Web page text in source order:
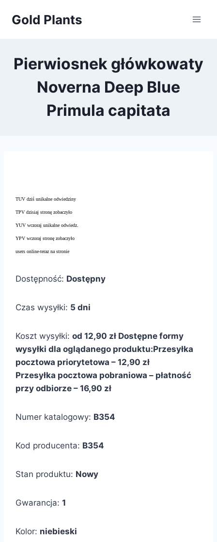
Gold Plants
Pierwiosnek główkowaty
Noverna Deep Blue
Primula capitata
TUV dziś unikalne odwiedziny
TPV dzisiaj stronę zobaczyło
YUV wczoraj unikalne odwiedz.
YPV wczoraj stronę zobaczyło
users online-teraz na stronie
Dostępność: Dostępny
Czas wysyłki: 5 dni
Koszt wysyłki: od 12,90 zł Dostępne formy
wysyłki dla oglądanego produktu:Przesyłka
pocztowa priorytetowa – 12,90 zł
Przesyłka pocztowa pobraniowa – płatność
przy odbiorze – 16,90 zł
Numer katalogowy: B354
Kod producenta: B354
Stan produktu: Nowy
Gwarancja: 1
Kolor: niebieski